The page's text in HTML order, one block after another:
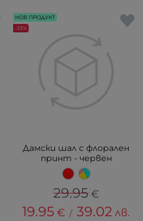
Дамски шал с флорален
принт - червен
29.95 €
19.95 € / 39.02 лв.
НОВ ПРОДУКТ
-33%